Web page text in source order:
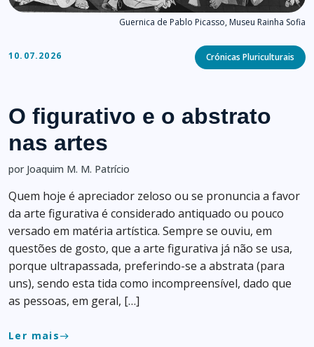
Guernica de Pablo Picasso, Museu Rainha Sofia
10.07.2026 Categories
Crónicas Pluriculturais
O figurativo e o abstrato
nas artes
por Joaquim M. M. Patrício
Quem hoje é apreciador zeloso ou se pronuncia a favor
da arte figurativa é considerado antiquado ou pouco
versado em matéria artística. Sempre se ouviu, em
questões de gosto, que a arte figurativa já não se usa,
porque ultrapassada, preferindo-se a abstrata (para
uns), sendo esta tida como incompreensível, dado que
as pessoas, em geral, […]
Ler maiseast